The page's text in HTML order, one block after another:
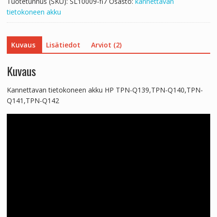
määrä
tietokoneen akku
Kuvaus Lisätiedot Arviot (2)
Kuvaus
Kannettavan tietokoneen akku HP TPN-Q139,TPN-Q140,TPN-
Q141,TPN-Q142